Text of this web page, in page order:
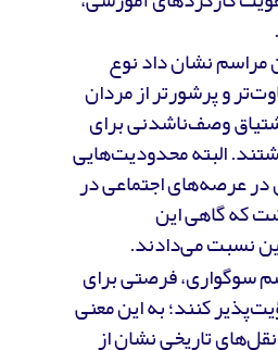
مراسم نشان داد نوع
و پرشورتر از مردان
وصف‌ناشدنی برای
البته محدودیت‌هایی
در عرصه‌های اجتماعی در
که گاهی این
نسبت می‌دادند.
سوگواری، فرصتی برای
کنند؛ به این معنی
تاریخی نشان از